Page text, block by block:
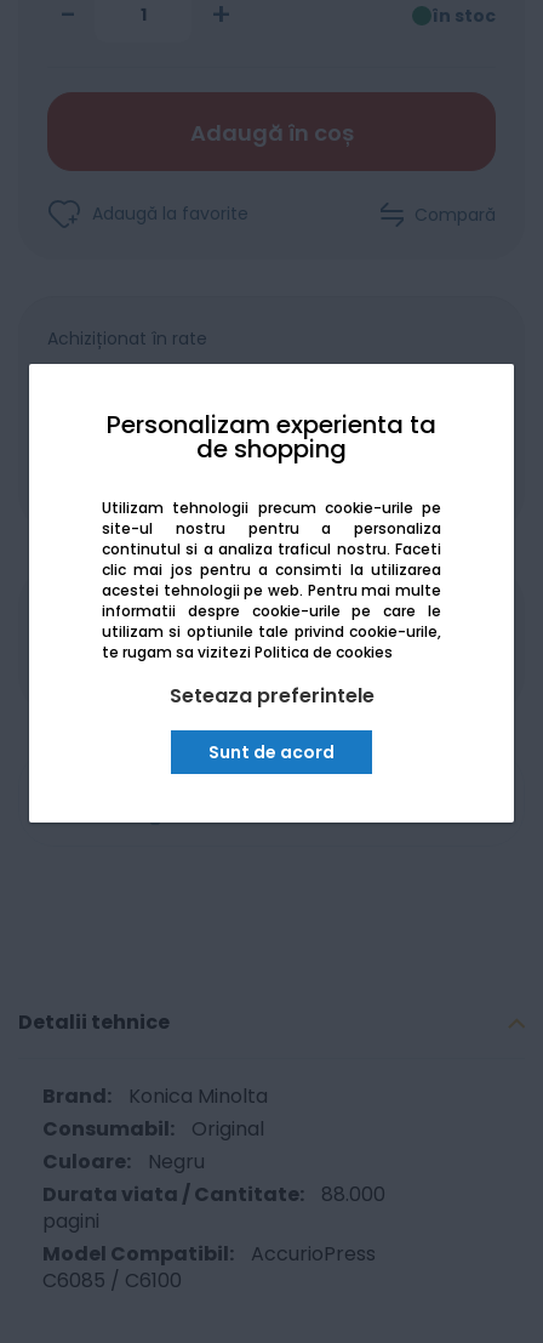
Personalizam experienta ta
de shopping
Utilizam tehnologii precum cookie-urile pe
site-ul nostru pentru a personaliza
continutul si a analiza traficul nostru. Faceti
clic mai jos pentru a consimti la utilizarea
acestei tehnologii pe web. Pentru mai multe
informatii despre cookie-urile pe care le
utilizam si optiunile tale privind cookie-urile,
te rugam sa viziteziPolitica de cookies
Seteaza preferintele
Sunt de acord
- + în stoc
Adaugă în coș
Adaugă la favorite Compară
Achiziționat în rate
Produsele sunt disponibile pe platforma de
achizitii publiceSEAP/SICAP
Detalii tehnice
Konica Minolta
Original
Negru
88.000
pagini
AccurioPress
C6085 / C6100